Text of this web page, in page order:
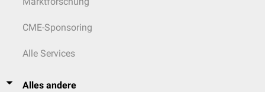
CME-Sponsoring
Alle Services
Alles andere